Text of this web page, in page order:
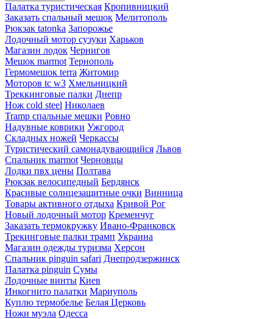
Палатка туристическая Кропивницкий
Заказать спальный мешок Мелитополь
Рюкзак tatonka Запорожье
Лодочный мотор сузуки Харьков
Магазин лодок Чернигов
Мешок marmot Тернополь
Гермомешок terra Житомир
Моторов tc w3 Хмельницкий
Треккинговые палки Днепр
Нож cold steel Николаев
Tramp спальные мешки Ровно
Надувные коврики Ужгород
Складных ножей Черкассы
Туристический самонадувающийся Львов
Спальник marmot Черновцы
Лодки пвх цены Полтава
Рюкзак велосипедный Бердянск
Красивые солнцезащитные очки Винница
Товары активного отдыха Кривой Рог
Новый лодочный мотор Кременчуг
Заказать термокружку Ивано-Франковск
Трекинговые палки трамп Украина
Магазин одежды туризма Херсон
Спальник pinguin safari Днепродзержинск
Палатка pinguin Сумы
Лодочные винты Киев
Инкогнито палатки Мариуполь
Куплю термобелье Белая Церковь
Ножи муэла Одесса